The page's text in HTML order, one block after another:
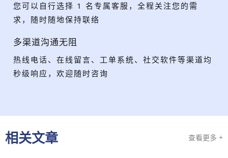
您可以自行选择 1 名专属客服，全程关注您的需
求，随时随地保持联络
多渠道沟通无阻
热线电话、在线留言、工单系统、社交软件等渠道均
秒级响应，欢迎随时咨询
相关文章 查看更多 +